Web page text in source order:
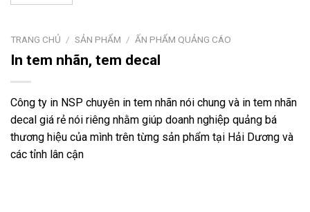
TRANG CHỦ / SẢN PHẨM / ẤN PHẨM QUẢNG CÁO
In tem nhãn, tem decal
Công ty in NSP chuyên in tem nhãn nói chung và in tem nhãn
decal giá rẻ nói riêng nhằm giúp doanh nghiệp quảng bá
thương hiệu của mình trên từng sản phẩm tại Hải Dương và
các tỉnh lân cận